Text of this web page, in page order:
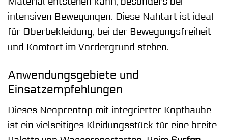
intensiven Bewegungen. Diese Nahtart ist ideal
für Oberbekleidung, bei der Bewegungsfreiheit
und Komfort im Vordergrund stehen.
Anwendungsgebiete und
Einsatzempfehlungen
Dieses Neoprentop mit integrierter Kopfhaube
ist ein vielseitiges Kleidungsstück für eine breite